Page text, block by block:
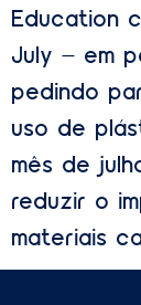
Education
July – em
pedindo
uso de
mês de
reduzir o
materiais